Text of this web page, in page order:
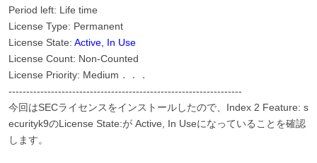
Period left: Life time
License Type: Permanent
License State: Active, In Use
License Count: Non-Counted
License Priority: Medium．．．
------------------------------------------------------------------
今回はSECライセンスをインストールしたので、Index 2 Feature: s
ecurityk9のLicense State:が Active, In Useになっていることを確認
します。